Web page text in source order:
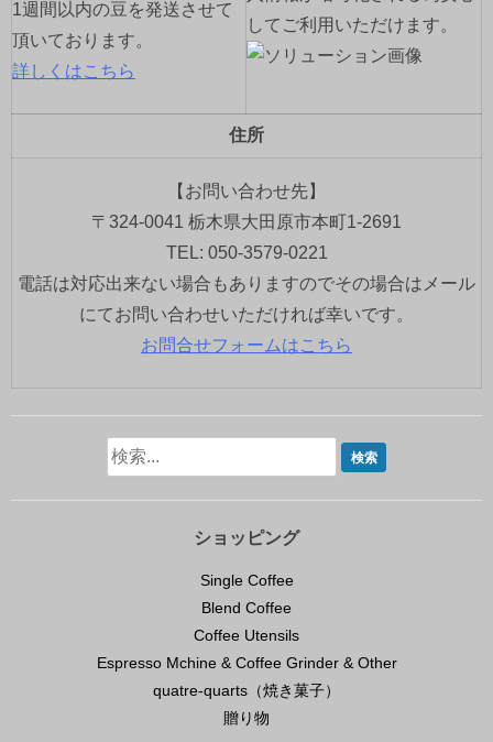
1週間以内の豆を発送させて
頂いております。
詳しくはこちら
してご利用いただけます。
住所
【お問い合わせ先】
〒324-0041 栃木県大田原市本町1-2691
TEL: 050-3579-0221
電話は対応出来ない場合もありますのでその場合はメール
にてお問い合わせいただければ幸いです。
お問合せフォームはこちら
ショッピング
Single Coffee
Blend Coffee
Coffee Utensils
Espresso Mchine & Coffee Grinder & Other
quatre-quarts（焼き菓子）
贈り物